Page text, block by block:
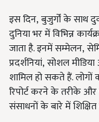
इस दिन,बुजुर्गों के साथ
दुनिया भर में विभिन्न
जाता है. इनमें सम्मेलन,
प्रदर्शनियां,सोशल
शामिल हो सकते हैं. लोगों
रिपोर्ट करने के तरीके और
संसाधनों के बारे में